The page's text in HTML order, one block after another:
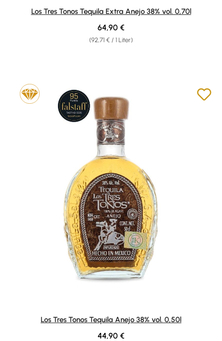
Durchschnittliche Bewertung von 5 von 5 Sternen
Los Tres Tonos Tequila Extra Anejo 38% vol. 0,70l
(92,71 € / 1 Liter)
Regulärer Preis:
64,90 €
Los Tres Tonos Tequila Anejo 38% vol. 0,50l
Regulärer Preis:
44,90 €